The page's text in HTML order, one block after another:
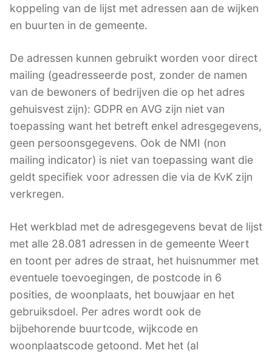
koppeling van de lijst met adressen aan de wijken
en buurten in de gemeente.
De adressen kunnen gebruikt worden voor direct
mailing (geadresseerde post, zonder de namen
van de bewoners of bedrijven die op het adres
gehuisvest zijn): GDPR en AVG zijn niet van
toepassing want het betreft enkel adresgegevens,
geen persoonsgegevens. Ook de NMI (non
mailing indicator) is niet van toepassing want die
geldt specifiek voor adressen die via de KvK zijn
verkregen.
Het werkblad met de adresgegevens bevat de lijst
met alle 28.081 adressen in de gemeente Weert
en toont per adres de straat, het huisnummer met
eventuele toevoegingen, de postcode in 6
posities, de woonplaats, het bouwjaar en het
gebruiksdoel. Per adres wordt ook de
bijbehorende buurtcode, wijkcode en
woonplaatscode getoond. Met het (al